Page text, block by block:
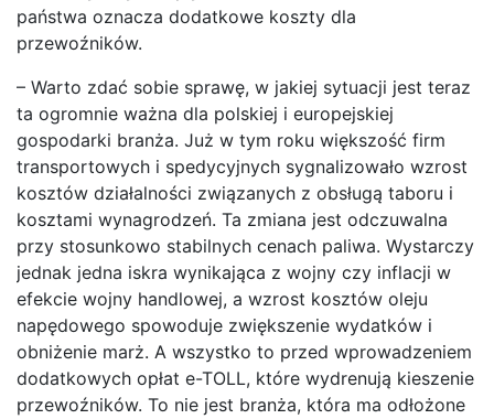
państwa oznacza dodatkowe koszty dla
przewoźników.
– Warto zdać sobie sprawę, w jakiej sytuacji jest teraz
ta ogromnie ważna dla polskiej i europejskiej
gospodarki branża. Już w tym roku większość firm
transportowych i spedycyjnych sygnalizowało wzrost
kosztów działalności związanych z obsługą taboru i
kosztami wynagrodzeń. Ta zmiana jest odczuwalna
przy stosunkowo stabilnych cenach paliwa. Wystarczy
jednak jedna iskra wynikająca z wojny czy inflacji w
efekcie wojny handlowej, a wzrost kosztów oleju
napędowego spowoduje zwiększenie wydatków i
obniżenie marż. A wszystko to przed wprowadzeniem
dodatkowych opłat e-TOLL, które wydrenują kieszenie
przewoźników. To nie jest branża, która ma odłożone